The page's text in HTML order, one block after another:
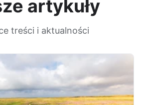
artykuły
treści i aktualności